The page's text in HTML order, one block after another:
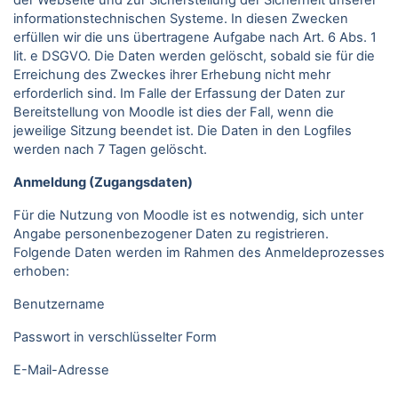
informationstechnischen Systeme. In diesen Zwecken
erfüllen wir die uns übertragene Aufgabe nach Art. 6 Abs. 1
lit. e DSGVO. Die Daten werden gelöscht, sobald sie für die
Erreichung des Zweckes ihrer Erhebung nicht mehr
erforderlich sind. Im Falle der Erfassung der Daten zur
Bereitstellung von Moodle ist dies der Fall, wenn die
jeweilige Sitzung beendet ist. Die Daten in den Logfiles
werden nach 7 Tagen gelöscht.
Anmeldung (Zugangsdaten)
Für die Nutzung von Moodle ist es notwendig, sich unter
Angabe personenbezogener Daten zu registrieren.
Folgende Daten werden im Rahmen des Anmeldeprozesses
erhoben:
Benutzername
Passwort in verschlüsselter Form
E-Mail-Adresse